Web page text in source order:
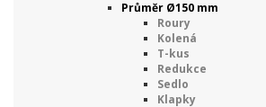
Průměr Ø150 mm
Roury
Kolená
T-kus
Redukce
Sedlo
Klapky